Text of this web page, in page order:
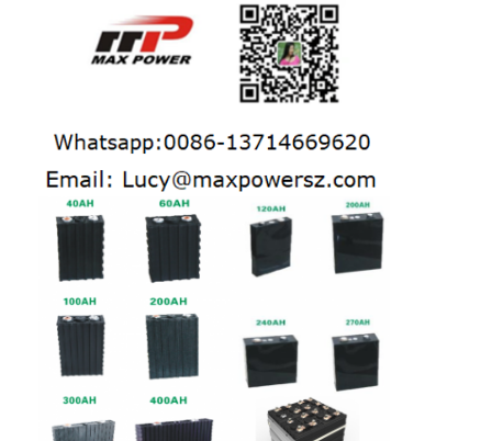
Batterie ricaricabili NiMH
nicd batterie ricaricabili
pacchi batteria NiMH
NiCd Battery Pack
pacchi di batteria agli ioni di litio
batteria ricaricabile torcia
batteria di illuminazione di emergenza
Batteria di Li Mno2